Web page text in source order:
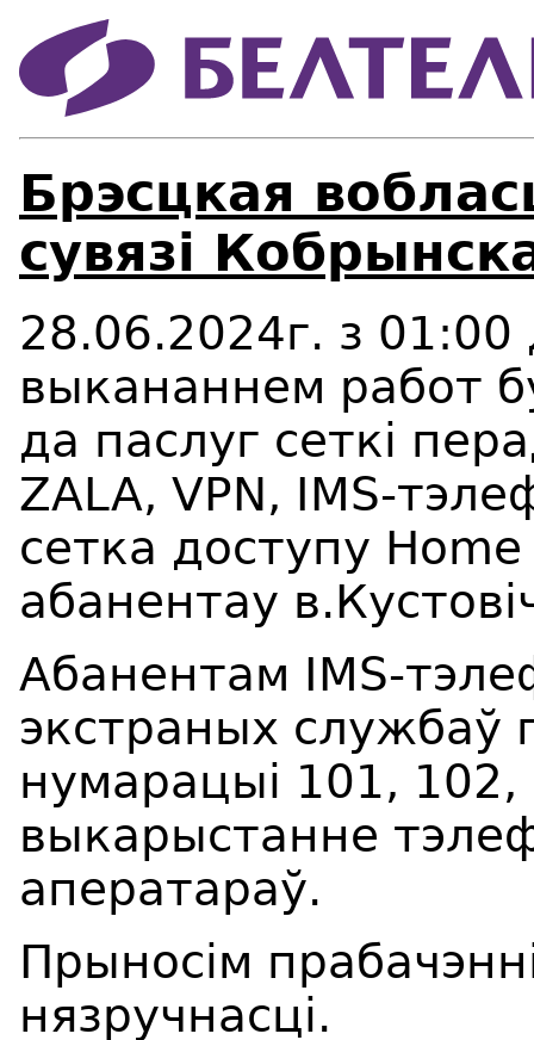
Брэсцкая
сувязi
28.06.2024г. з 01:00
выкананнем работ
да паслуг сеткi
ZALA, VPN, IMS-
сетка доступу
абанентау в.Кустовi
Абанентам IMS-
экстраных службаў
нумарацыі 101,
выкарыстанне
аператараў.
Прыносім
нязручнасці.